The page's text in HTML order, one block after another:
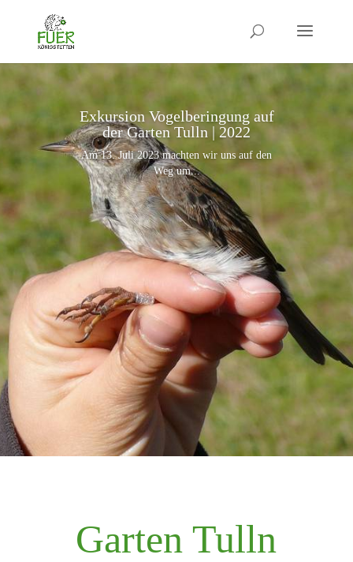
Exkursion Vogelberingung auf
der Garten Tulln | 2022
Am 13. Juli 2023 machten wir uns auf den
Weg um...
Garten Tulln